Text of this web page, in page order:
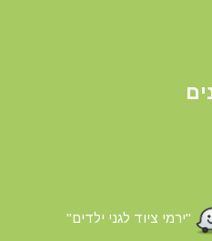
"ירמי ציוד לגני ילדים"